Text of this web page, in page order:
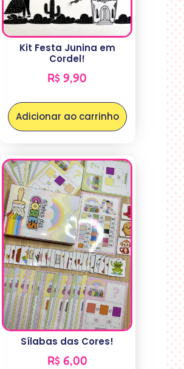
Kit Festa Junina em
Cordel!
R$ 9,90
Adicionar ao carrinho
Sílabas das Cores!
R$6,00